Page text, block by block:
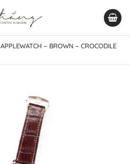
APPLEWATCH – BROWN – CROCODILE